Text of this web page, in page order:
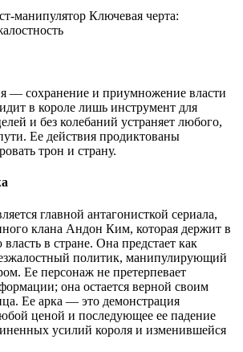
манипулятор Ключевая черта:
— сохранение и приумножение власти
в короле лишь инструмент для
и без колебаний устраняет любого,
Ее действия продиктованы
трон и страну.
главной антагонисткой сериала,
клана Андон Ким, которая держит в
в стране. Она предстает как
политик, манипулирующий
Ее персонаж не претерпевает
она остается верной своим
Ее арка — это демонстрация
ценой и последующее ее падение
усилий короля и изменившейся